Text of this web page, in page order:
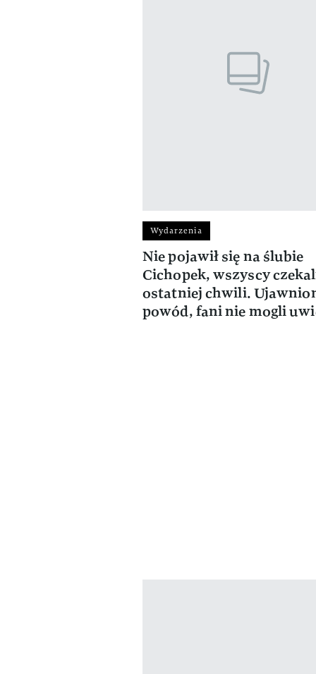
Wydarzenia
Nie pojawił się na ślubie
Cichopek, wszyscy
ostatniej chwili.
powód, fani nie mogli